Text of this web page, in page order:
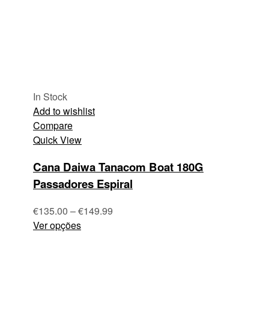
In Stock
Add to wishlist
Compare
Quick View
Cana Daiwa Tanacom Boat 180G
Passadores Espiral
€135.00 –€149.99
Ver opções